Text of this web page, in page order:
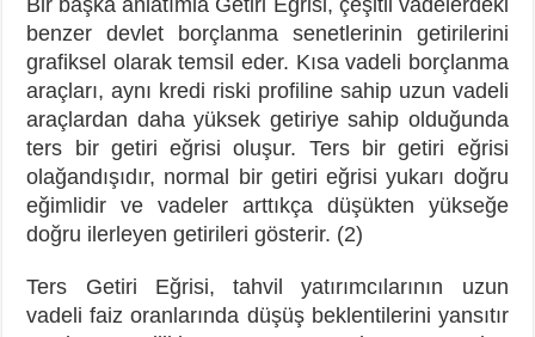
benzer devlet borçlanma senetlerinin getirilerini
grafiksel olarak temsil eder. Kısa vadeli borçlanma
araçları, aynı kredi riski profiline sahip uzun vadeli
araçlardan daha yüksek getiriye sahip olduğunda
ters bir getiri eğrisi oluşur. Ters bir getiri eğrisi
olağandışıdır, normal bir getiri eğrisi yukarı doğru
eğimlidir ve vadeler arttıkça düşükten yükseğe
doğru ilerleyen getirileri gösterir. (2)
Ters Getiri Eğrisi, tahvil yatırımcılarının uzun
vadeli faiz oranlarında düşüş beklentilerini yansıtır